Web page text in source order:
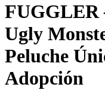
FUGGLER
Ugly
Peluche
Adopción